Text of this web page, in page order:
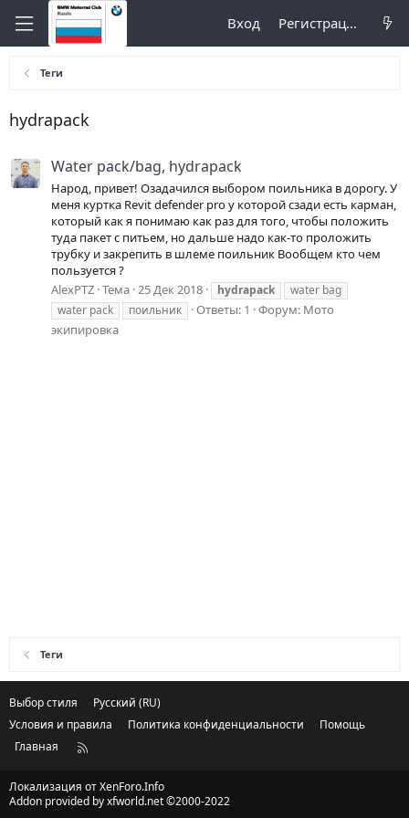
Вход Регистрация
Теги
hydrapack
Water pack/bag, hydrapack
Народ, привет! Озадачился выбором поильника в дорогу. У
меня куртка Revit defender pro у которой сзади есть карман,
который как я понимаю как раз для того, чтобы положить
туда пакет с питьем, но дальше надо как-то проложить
трубку и закрепить в шлеме поильник Вообщем кто чем
пользуется ?
AlexPTZ Тема 25 Дек 2018 hydrapack
water bag
water pack
поильник Ответы: 1 Форум: Мото
экипировка
Теги
Выбор стиля
Русский (RU)
Условия и правила
Политика конфиденциальности
Помощь
Главная
R
Локализация отXenForo.Info
Addon provided by xfworld.net ©2000-2022